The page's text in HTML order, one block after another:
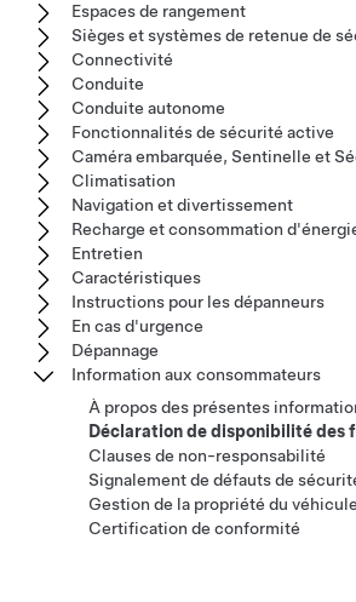
Espaces de rangement
Sièges et systèmes de retenue de
Connectivité
Conduite
Conduite autonome
Fonctionnalités de sécurité active
Caméra embarquée, Sentinelle et
Climatisation
Navigation et divertissement
Recharge et consommation
Entretien
Caractéristiques
Instructions pour les dépanneurs
En cas d'urgence
Dépannage
Information aux consommateurs
À propos des présentes
Déclaration de disponibilité des
Clauses de non-responsabilité
Signalement de défauts de
Gestion de la propriété du véhicule
Certification de conformité